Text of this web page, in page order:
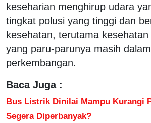
keseharian menghirup udara
tingkat polusi yang tinggi dan
kesehatan, terutama
yang paru-parunya masih
perkembangan.
Baca Juga :
Bus Listrik Dinilai Mampu Kurangi
Segera Diperbanyak?